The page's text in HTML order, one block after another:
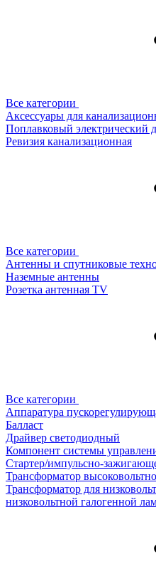
Все категории
Аксессуары для
Поплавковый электрический
Ревизия канализационная
Все категории
Антенны и спутниковые
Наземные антенны
Розетка антенная TV
Все категории
Аппаратура
Балласт
Драйвер светодиодный
Компонент системы
Стартер/импульсно-
Трансформатор
Трансформатор для
низковольтной галогенной